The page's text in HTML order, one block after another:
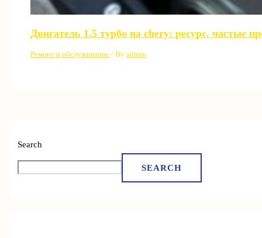
Search
SEARCH
Двигатель 1.5 турбо на chery: ресурс, частые
Ремонт и обслуживание / Byadmin